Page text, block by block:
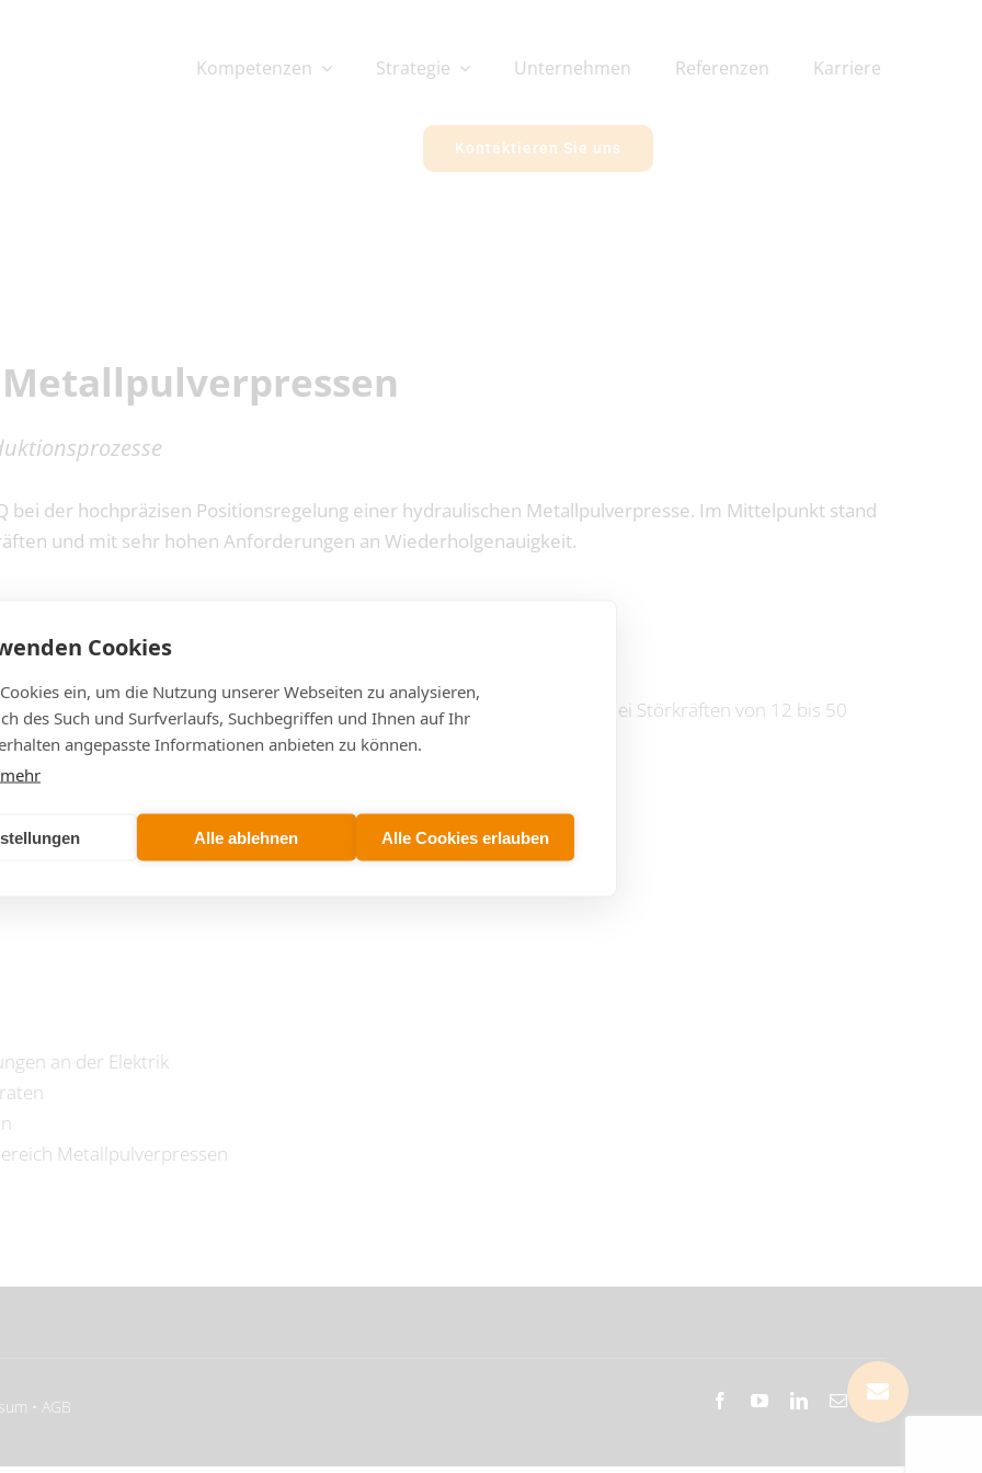
Cookies
ein, um die Nutzung unserer Webseiten zu analysieren,
des Such und Surfverlaufs, Suchbegriffen und Ihnen auf Ihr
angepasste Informationen anbieten zu können.
Alle ablehnen Alle Cookies erlauben
Kompetenzen Strategie Unternehmen Referenzen Karriere
Kontaktieren Sie uns
Metallpulverpressen
bei der hochpräzisen Positionsregelung einer hydraulischen Metallpulverpresse. Im Mittelpunkt stand
und mit sehr hohen Anforderungen an Wiederholgenauigkeit.
für eine hydraulische Metallpulverpresse.
2 µm erreichen – ohne Überschwingen bei einem Weg von 15 cm und bei Störkräften von 12 bis 50
an der Elektrik
Metallpulverpressen
• AGB